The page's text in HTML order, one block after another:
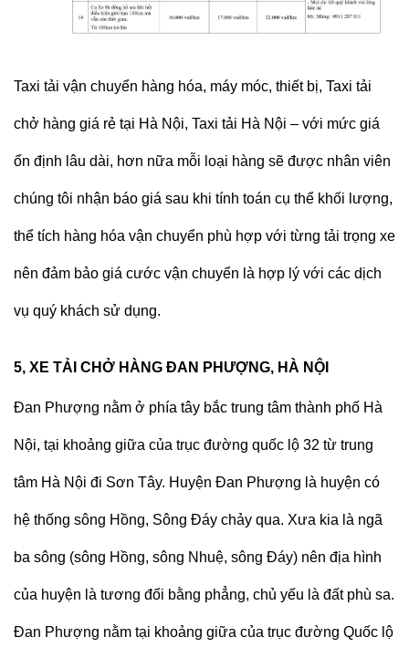
Taxi tải vận chuyển hàng hóa, máy móc, thiết bị, Taxi tải
chở hàng giá rẻ tại Hà Nội, Taxi tải Hà Nội – với mức giá
ổn định lâu dài, hơn nữa mỗi loại hàng sẽ được nhân viên
chúng tôi nhận báo giá sau khi tính toán cụ thể khối lượng,
thể tích hàng hóa vận chuyển phù hợp với từng tải trọng xe
nên đảm bảo giá cước vận chuyển là hợp lý với các dịch
vụ quý khách sử dụng.
5, XE TẢI CHỞ HÀNG ĐAN PHƯỢNG, HÀ NỘI
Đan Phượng nằm ở phía tây bắc trung tâm thành phố Hà
Nội, tại khoảng giữa của trục đường quốc lộ 32 từ trung
tâm Hà Nội đi Sơn Tây. Huyện Đan Phượng là huyện có
hệ thống sông Hồng, Sông Đáy chảy qua. Xưa kia là ngã
ba sông (sông Hồng, sông Nhuệ, sông Đáy) nên địa hình
của huyện là tương đối bằng phẳng, chủ yếu là đất phù sa.
Đan Phượng nằm tại khoảng giữa của trục đường Quốc lộ